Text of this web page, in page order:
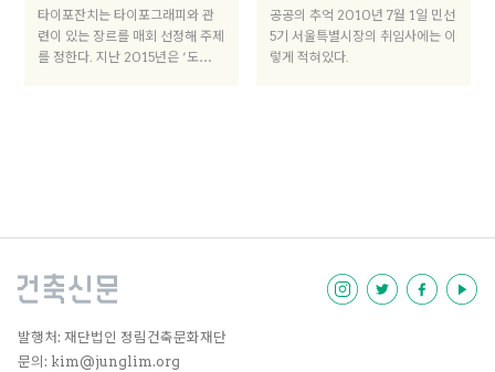
타이포잔치는 타이포그래피와 관
련이 있는 장르를 매회 선정해 주제
를 정한다. 지난 2015년은 ‘도
공공의 추억 2010년 7월 1일 민선
5기 서울특별시장의 취임사에는 이
렇게 적혀있다.
발행처: 재단법인 정림건축문화재단
문의: kim@junglim.org